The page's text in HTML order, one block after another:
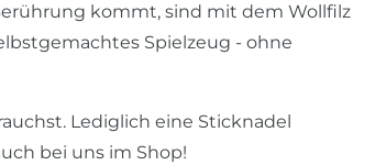
kommt, sind mit dem Wollfilz
Spielzeug - ohne
Lediglich eine Sticknadel
bei uns im Shop!